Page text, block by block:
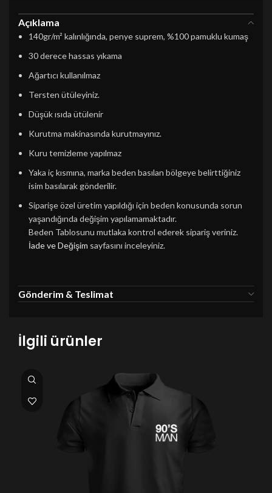
Açıklama
140gr/m² kalınlığında, penye suprem, %100 pamuklu kumaş
30 derece hassas yıkama
Ağartıcı kullanılmaz
Tersten ütüleyiniz.
Düşük ısıda ütülenir
Kurutma makinasında kurutmayınız.
Kuru temizleme yapılmaz
Yaka iç kısmına, marka beden basılan bölgeye belirttiğiniz
isim basılarak gönderilir.
Siparişe özel üretim yapıldığı için beden konusunda sorun
yaşandığında değişim yapılamamaktadır.
Beden Tablosunu mutlaka kontrol ederek sipariş veriniz.
İade ve Değişim sayfasını inceleyiniz.
Gönderim & Teslimat
İlgili ürünler